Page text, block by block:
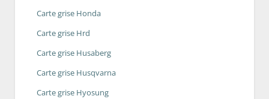
Carte grise Honda
Carte grise Hrd
Carte grise Husaberg
Carte grise Husqvarna
Carte grise Hyosung